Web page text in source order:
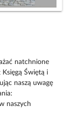
natchnione
Księgą Świętą i
naszą uwagę
naszych